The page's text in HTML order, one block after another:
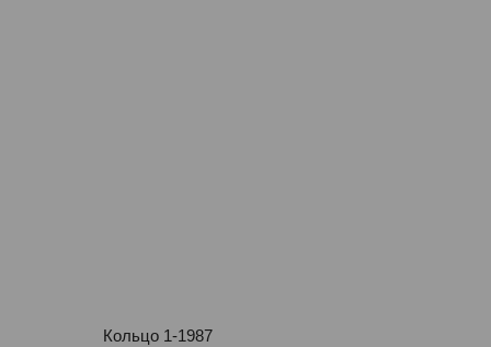
Кольцо 1-1987